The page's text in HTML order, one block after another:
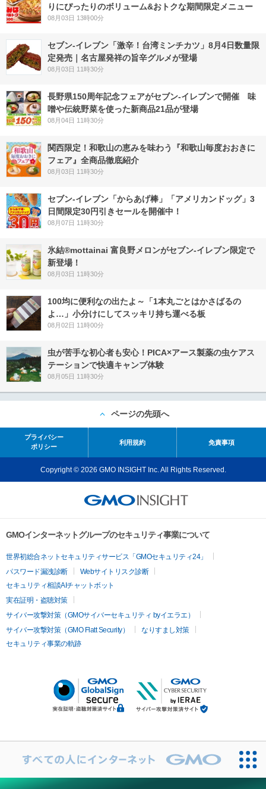
りにぴったりのボリューム&おトクな期間限定メニュー
08月03日 13時00分
セブン-イレブン「激辛！台湾ミンチカツ」8月4日数量限
定発売｜名古屋発祥の旨辛グルメが登場
08月03日 11時30分
長野県150周年記念フェアがセブン-イレブンで開催 味
噌や伝統野菜を使った新商品21品が登場
08月04日 11時30分
関西限定！和歌山の恵みを味わう『和歌山毎度おおきに
フェア』全商品徹底紹介
08月03日 11時30分
セブン‐イレブン「からあげ棒」「アメリカンドッグ」3
日間限定30円引きセールを開催中！
08月07日 11時30分
氷結®mottainai 富良野メロンがセブン‐イレブン限定で
新登場！
08月03日 11時30分
100均に便利なの出たよ～「1本丸ごとはかさばるの
よ…」小分けにしてスッキリ持ち運べる板
08月02日 11時00分
虫が苦手な初心者も安心！PICA×アース製薬の虫ケアス
テーションで快適キャンプ体験
08月05日 11時30分
ページの先頭へ
プライバシー
ポリシー
利用規約 免責事項
Copyright © 2026 GMO INSIGHT Inc. All Rights Reserved.
GMOインターネットグループのセキュリティ事業について
世界初総合ネットセキュリティサービス「GMOセキュリティ24」
パスワード漏洩診断
Webサイトリスク診断
セキュリティ相談AIチャットボット
実在証明・盗聴対策
サイバー攻撃対策（GMOサイバーセキュリティ byイエラエ）
サイバー攻撃対策（GMO Flatt Security）
なりすまし対策
セキュリティ事業の軌跡